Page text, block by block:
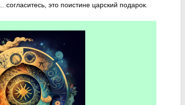
это поистине царский подарок.